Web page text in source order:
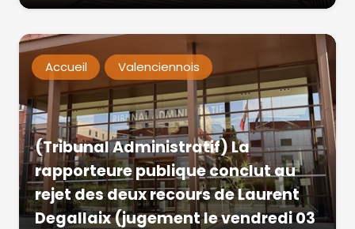
Accueil Valenciennois
(Tribunal Administratif) La
rapporteure publique conclut au
rejet des deux recours de Laurent
Degallaix (jugement le vendredi 03